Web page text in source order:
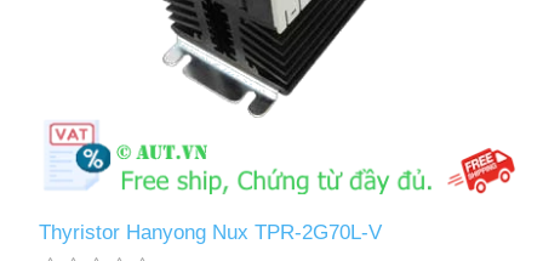
Thyristor Hanyong Nux TPR-2G70L-V